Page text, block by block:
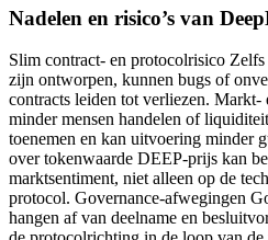
Nadelen en risico’s van
Slim contract- en protocolrisico
zijn ontworpen, kunnen bugs of
contracts leiden tot verliezen.
minder mensen handelen of
toenemen en kan uitvoering minder
over tokenwaarde DEEP-prijs kan
marktsentiment, niet alleen op de
protocol. Governance-afwegingen
hangen af van deelname en